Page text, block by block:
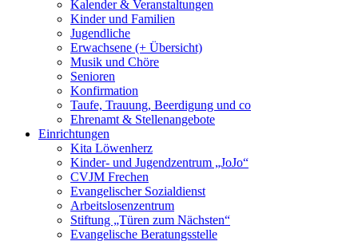
Kalender & Veranstaltungen
Kinder und Familien
Jugendliche
Erwachsene (+ Übersicht)
Musik und Chöre
Senioren
Konfirmation
Taufe, Trauung, Beerdigung und co
Ehrenamt & Stellenangebote
Einrichtungen
Kita Löwenherz
Kinder- und Jugendzentrum „JoJo“
CVJM Frechen
Evangelischer Sozialdienst
Arbeitslosenzentrum
Stiftung „Türen zum Nächsten“
Evangelische Beratungsstelle